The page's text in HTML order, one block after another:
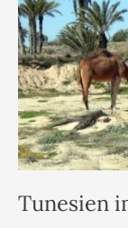
Tunesien